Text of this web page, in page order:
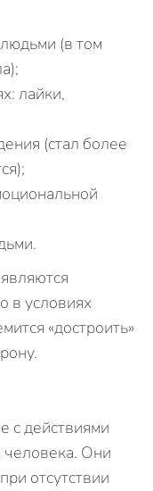
(в том
лайки,
(стал более
в условиях
«достроить»
с действиями
человека. Они
отсутствии